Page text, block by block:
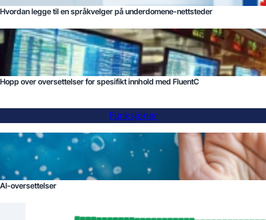
Hvordan legge til en språkvelger på underdomene-nettsteder
Hopp over oversettelser for spesifikt innhold med FluentC
Funksjoner
AI-oversettelser